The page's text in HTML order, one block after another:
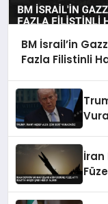
BM İsrail’in
Fazla Filistinli
İran